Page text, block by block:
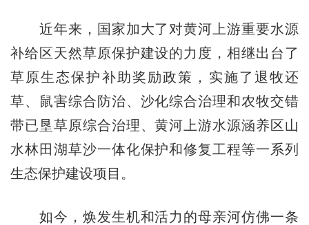
近年来，国家加大了对黄河上游重要水源
补给区天然草原保护建设的力度，相继出台了
草原生态保护补助奖励政策，实施了退牧还
草、鼠害综合防治、沙化综合治理和农牧交错
带已垦草原综合治理、黄河上游水源涵养区山
水林田湖草沙一体化保护和修复工程等一系列
生态保护建设项目。
如今，焕发生机和活力的母亲河仿佛一条